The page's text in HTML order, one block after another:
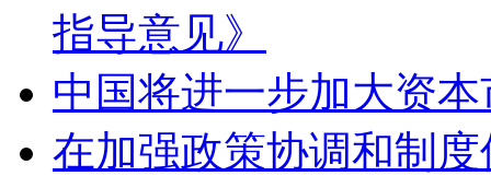
指导意见》
中国将进一步加大资
在加强政策协调和制